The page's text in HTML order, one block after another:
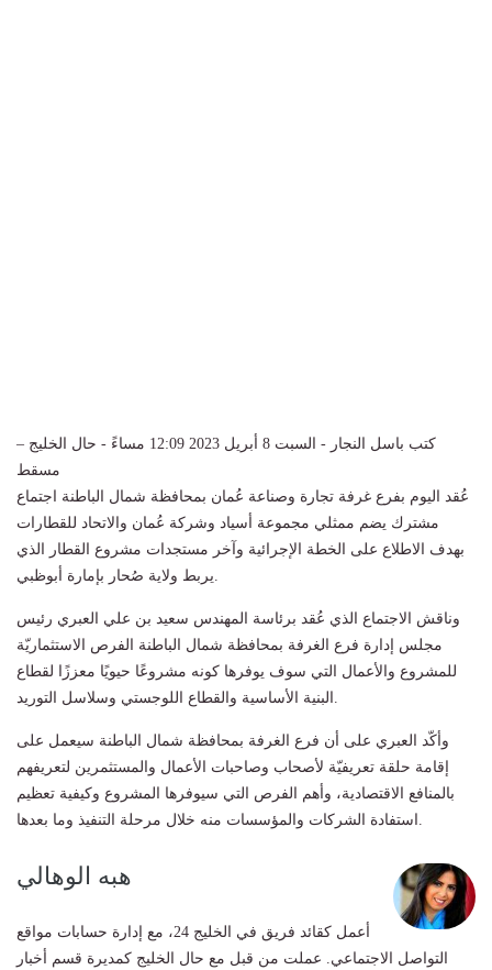
كتب باسل النجار - السبت 8 أبريل 2023 12:09 مساءً - حال الخليج –
مسقط
عُقد اليوم بفرع غرفة تجارة وصناعة عُمان بمحافظة شمال الباطنة اجتماع
مشترك يضم ممثلي مجموعة أسياد وشركة عُمان والاتحاد للقطارات
بهدف الاطلاع على الخطة الإجرائية وآخر مستجدات مشروع القطار الذي
وناقش الاجتماع الذي عُقد برئاسة المهندس سعيد بن علي العبري رئيس
مجلس إدارة فرع الغرفة بمحافظة شمال الباطنة الفرص الاستثماريّة
للمشروع والأعمال التي سوف يوفرها كونه مشروعًا حيويًا معززًا لقطاع
وأكّد العبري على أن فرع الغرفة بمحافظة شمال الباطنة سيعمل على
إقامة حلقة تعريفيّة لأصحاب وصاحبات الأعمال والمستثمرين لتعريفهم
بالمنافع الاقتصادية، وأهم الفرص التي سيوفرها المشروع وكيفية تعظيم
هبه الوهالي
أعمل كقائد فريق في الخليج 24، مع إدارة حسابات مواقع
التواصل الاجتماعي. عملت من قبل مع حال الخليج كمديرة قسم أخبار